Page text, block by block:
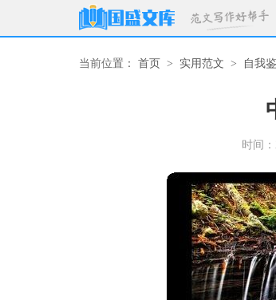
当前位置： 首页 > 实用范文 > 自我
时间